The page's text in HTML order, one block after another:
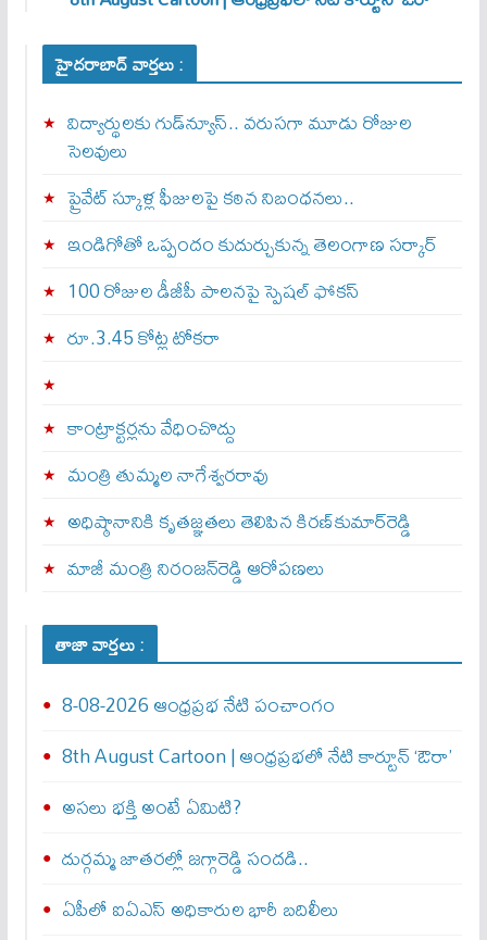
హైదరాబాద్ వార్తలు :
విద్యార్థులకు గుడ్‌న్యూస్.. వరుసగా మూడు రోజుల
సెలవులు
ప్రైవేట్ స్కూళ్ల ఫీజులపై కఠిన నిబంధనలు..
ఇండిగోతో ఒప్పందం కుదుర్చుకున్న తెలంగాణ స‌ర్కార్
100 రోజుల డీజీపీ పాలనపై స్పెషల్ ఫోకస్
రూ.3.45 కోట్ల టోకరా
కాంట్రాక్టర్లను వేధించొద్దు
మంత్రి తుమ్మల నాగేశ్వరరావు
అధిష్ఠానానికి కృతజ్ఞతలు తెలిపిన కిరణ్‌కుమార్‌రెడ్డి
మాజీ మంత్రి నిరంజన్‌రెడ్డి ఆరోపణలు
తాజా వార్తలు :
8-08-2026 ఆంధ్రప్రభ నేటి పంచాంగం
8th August Cartoon | ఆంధ్రప్రభలో నేటి కార్టూన్ ‘ఔరా’
అసలు భక్తి అంటే ఏమిటి?
దుర్గమ్మ జాతరల్లో జగ్గారెడ్డి సందడి..
ఏపీలో ఐఏఎస్ అధికారుల భారీ బదిలీలు